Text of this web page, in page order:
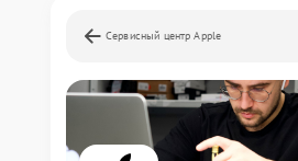
Сервисный центр Apple